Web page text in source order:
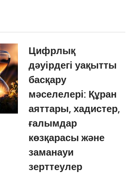
Цифрлық
дәуірдегі уақытты
басқару
мәселелері: Құран
аяттары, хадистер,
ғалымдар
көзқарасы және
заманауи
зерттеулер